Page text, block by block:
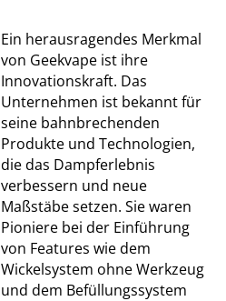
Ein herausragendes Merkmal
von Geekvape ist ihre
Innovationskraft. Das
Unternehmen ist bekannt für
seine bahnbrechenden
Produkte und Technologien,
die das Dampferlebnis
verbessern und neue
Maßstäbe setzen. Sie waren
Pioniere bei der Einführung
von Features wie dem
Wickelsystem ohne Werkzeug
und dem Befüllungssystem